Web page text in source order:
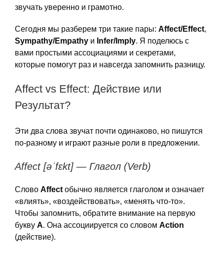
звучать уверенно и грамотно.
Сегодня мы разберем три такие пары: Affect/Effect,
Sympathy/Empathy и Infer/Imply. Я поделюсь с
вами простыми ассоциациями и секретами,
которые помогут раз и навсегда запомнить разницу.
Affect vs Effect: Действие или
Результат?
Эти два слова звучат почти одинаково, но пишутся
по-разному и играют разные роли в предложении.
Affect [əˈfɛkt] — Глагол (Verb)
Слово Affect обычно является глаголом и означает
«влиять», «воздействовать», «менять что-то».
Чтобы запомнить, обратите внимание на первую
букву A. Она ассоциируется со словом Action
(действие).